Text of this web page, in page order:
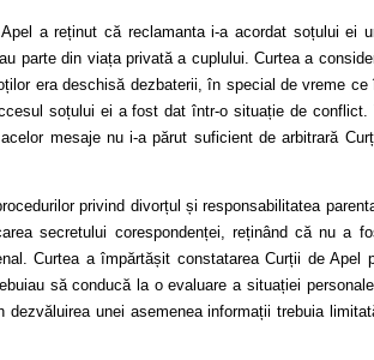
a reținut că reclamanta i-a acordat soțului ei
parte din viața privată a cuplului. Curtea a
era deschisă dezbaterii, în special de vreme
soțului ei a fost dat într-o situație de
mesaje nu i-a părut suficient de arbitrară
privind divorțul și responsabilitatea
secretului corespondenței, reținând că nu a
Curtea a împărtășit constatarea Curții de Apel
să conducă la o evaluare a situației
unei asemenea informații trebuia